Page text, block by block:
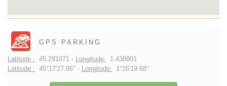
GPS PARKING
Latitude : 45.291071 - Longitude: 1.438801
Latitude : 45°17'27.86" - Longitude: 1°26'19.68"